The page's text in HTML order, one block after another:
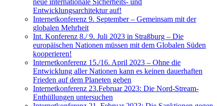
neue internationale Sicherheits- und
Entwicklungsarchitektur auf!
Internetkonferenz 9. September – Gemeinsam mit der
globalen Mehrheit
Int. Konferenz 8./ 9. Juli 2023 in Straßburg – Die
europäischen Nationen müssen mit dem Globalen Süden
kooperieren!
Internetkonferenz 15./16. April 2023 – Ohne die
Entwicklung aller Nationen kann es keinen dauerhaften
Frieden auf dem Planeten geben
Internetkonferenz 23.Februar 2023: Die Nord-Stream-
Enthüllungen untersuchen